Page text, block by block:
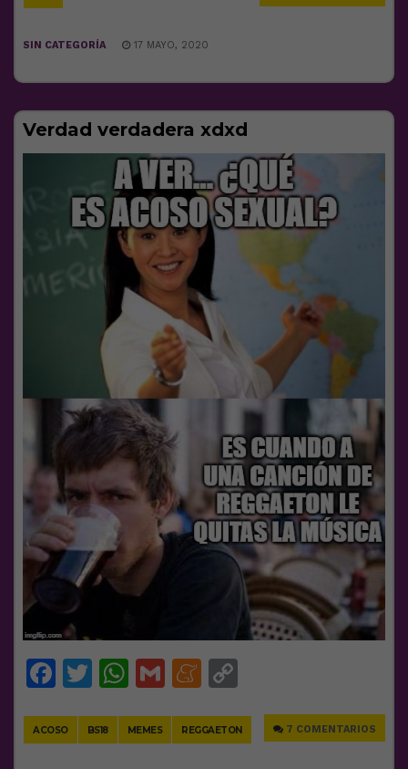
SIN CATEGORÍA 17 MAYO, 2020
Verdad verdadera xdxd
Facebook
Twitter
WhatsApp
GmailMeneame
ACOSO BS18 MEMES REGGAETON 7 COMENTARIOS